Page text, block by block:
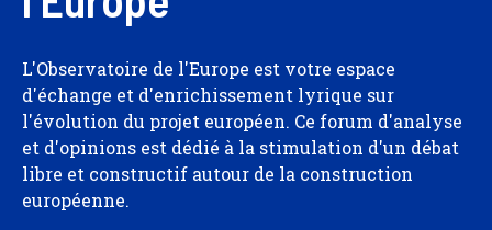
L'Observatoire de l'Europe est votre espace
d'échange et d'enrichissement lyrique sur
l'évolution du projet européen. Ce forum d'analyse
et d'opinions est dédié à la stimulation d'un débat
libre et constructif autour de la construction
européenne.